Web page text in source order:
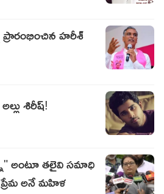
ప్రారంభించిన హరీశ్
శిరీష్!
అంటూ తలైవి సమాధి
ప్రేమ అనే మహిళ